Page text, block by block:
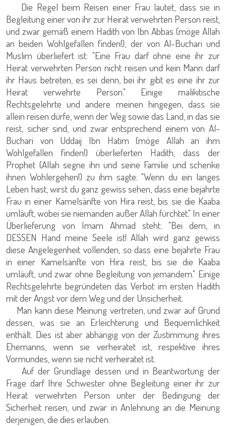
Die Regel beim Reisen einer Frau lautet, dass sie in
Begleitung einer von ihr zur Heirat verwehrten Person reist,
und zwar gemäß einem Hadith von Ibn Abbas (möge Allah
an beiden Wohlgefallen finden!), der von Al-Buchari und
Muslim überliefert ist: "Eine Frau darf ohne eine ihr zur
Heirat verwehrten Person nicht reisen und kein Mann darf
ihr Haus betreten, es sei denn, bei ihr gibt es eine ihr zur
Heirat verwehrte Person." Einige malikitische
Rechtsgelehrte und andere meinen hingegen, dass sie
allein reisen dürfe, wenn der Weg sowie das Land, in das sie
reist, sicher sind, und zwar entsprechend einem von Al-
Buchari von Uddaij Ibn Hatim (möge Allah an ihm
Wohlgefallen finden!) überlieferten Hadith, dass der
Prophet (Allah segne ihn und seine Familie und schenke
ihnen Wohlergehen!) zu ihm sagte: "Wenn du ein langes
Leben hast, wirst du ganz gewiss sehen, dass eine bejahrte
Frau in einer Kamelsänfte von Hira reist, bis sie die Kaaba
umläuft, wobei sie niemanden außer Allah fürchtet." In einer
Überlieferung von Imam Ahmad steht: "Bei dem, in
DESSEN Hand meine Seele ist! Allah wird ganz gewiss
diese Angelegenheit vollenden, so dass eine bejahrte Frau
in einer Kamelsänfte von Hira reist, bis sie die Kaaba
umläuft, und zwar ohne Begleitung von jemandem." Einige
Rechtsgelehrte begründeten das Verbot im ersten Hadith
mit der Angst vor dem Weg und der Unsicherheit.
Man kann diese Meinung vertreten, und zwar auf Grund
dessen, was sie an Erleichterung und Bequemlichkeit
enthält. Dies ist aber abhängig von der Zustimmung ihres
Ehemanns, wenn sie verheiratet ist, respektive ihres
Vormundes, wenn sie nicht verheiratet ist.
Auf der Grundlage dessen und in Beantwortung der
Frage darf Ihre Schwester ohne Begleitung einer ihr zur
Heirat verwehrten Person unter der Bedingung der
Sicherheit reisen, und zwar in Anlehnung an die Meinung
derjenigen, die dies erlauben.